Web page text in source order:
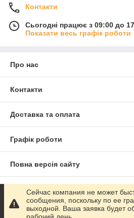
Контакти
Сьогодні працює з 09:00 до
Показати весь графік роботи
Про нас
Контакти
Доставка та оплата
Графік роботи
Повна версія сайту
Сайт створено на маркетплейсі
Політика конфіденційності
Сейчас компания не может
сообщения, поскольку по ее
выходной. Ваша заявка будет